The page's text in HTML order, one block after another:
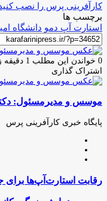
کارآفرینی پرس را نصب
برچسب ها
استارت آپ دمو دانشگاه
0 خواندن این مطلب 1 دقیقه زمان میبرد
اشتراک گذاری
فیس
توئیتر
لینکدین
واتس
تلگرام
اشتراک
از
ایمیل
چاپ
موسس و مدیرمسئول:
پایگاه خبری کارآفرینی پرس
رقابت
استارت‌آپ‌ها
رقابت استارت‌آپ‌ها برای